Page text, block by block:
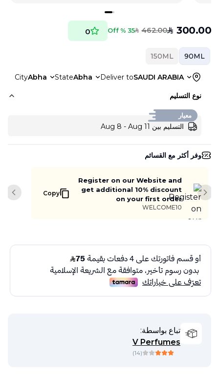
SAR 300.00
SAR 462.00
35 % Off
0
90ML
150ML
Deliver toSAUDI ARABIA
StateAbha
CityAbha
نوع التسليم
معيار
التسليم بين Aug 8 - Aug 11
وفر أكثر مع القسائم
Register on our Website and
get additional 10% discount
on your first order
WELCOME10
Copy Next slide
تباع بواسطة:
V Perfumes
(
14
)